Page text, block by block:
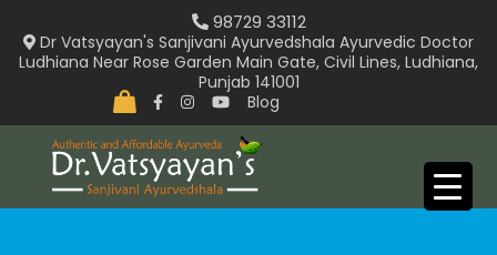
content
98729 33112
Dr Vatsyayan's Sanjivani Ayurvedshala Ayurvedic Doctor
Ludhiana Near Rose Garden Main Gate, Civil Lines, Ludhiana,
Punjab 141001
Blog